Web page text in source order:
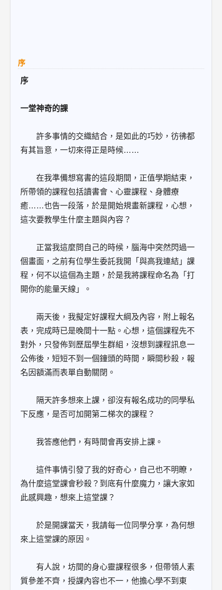
序
序
一堂神奇的課
許多事情的交織結合，是如此的巧妙，彷彿都
有其旨意，一切來得正是時候……
在我準備想寫書的這段期間，正值學期結束，
所帶領的課程包括讀書會、心靈課程、身體療
癒……也告一段落，於是開始規畫新課程，心想，
這次要教學生什麼主題與內容？
正當我這麼問自己的時候，腦海中突然閃過一
個畫面，之前有位學生委託我開「與高我連結」課
程，何不以這個為主題，於是我將課程命名為「打
開你的能量天線」。
兩天後，我擬定好課程大綱及內容，附上報名
表，完成時已是晚間十一點。心想，這個課程先不
對外，只發佈到歷屆學生群組，沒想到課程訊息一
公佈後，短短不到一個鐘頭的時間，瞬間秒殺，報
名因額滿而表單自動關閉。
隔天許多想來上課，卻沒有報名成功的同學私
下反應，是否可加開第二梯次的課程？
我答應他們，有時間會再安排上課。
這件事情引發了我的好奇心，自己也不明瞭，
為什麼這堂課會秒殺？到底有什麼魔力，讓大家如
此感興趣，想來上這堂課？
於是開課當天，我請每一位同學分享，為何想
來上這堂課的原因。
有人說，坊間的身心靈課程很多，但帶領人素
質參差不齊，授課內容也不一，他擔心學不到東